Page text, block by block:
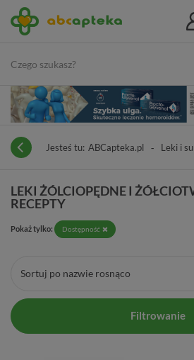
Jesteś tu: ABCapteka.pl Leki i
LEKI ŻÓLCIOPĘDNE I
RECEPTY
Pokaż tylko: Dostępność
Sortuj po nazwie rosnąco
Filtrowanie